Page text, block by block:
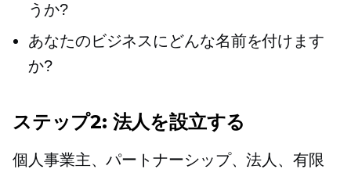
うか?
あなたのビジネスにどんな名前を付けます
か?
ステップ2: 法人を設立する
個人事業主、パートナーシップ、法人、有限